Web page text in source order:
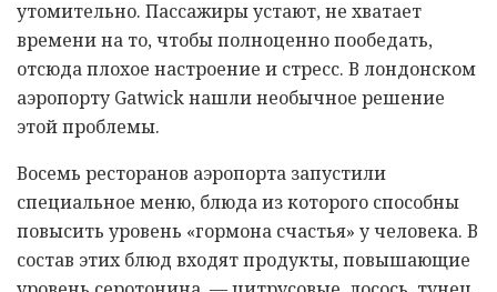
утомительно. Пассажиры устают, не хватает
времени на то, чтобы полноценно пообедать,
отсюда плохое настроение и стресс. В лондонском
аэропорту Gatwick нашли необычное решение
этой проблемы.
Восемь ресторанов аэропорта запустили
специальное меню, блюда из которого способны
повысить уровень «гормона счастья» у человека. В
состав этих блюд входят продукты, повышающие